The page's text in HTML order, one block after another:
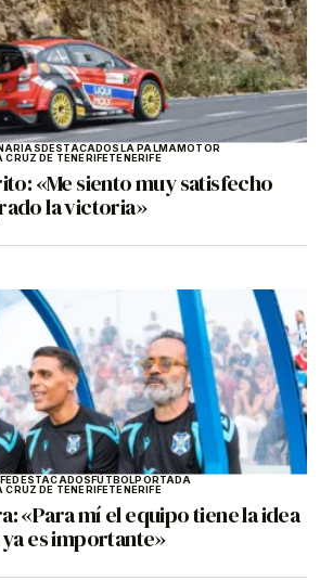
DESTACADOSLA PALMAMOTOR
DE TENERIFETENERIFE
«Me siento muy satisfecho
la victoria»
DESTACADOSFÚTBOLPORTADA
DE TENERIFETENERIFE
«Para mí el equipo tiene la idea
es importante»